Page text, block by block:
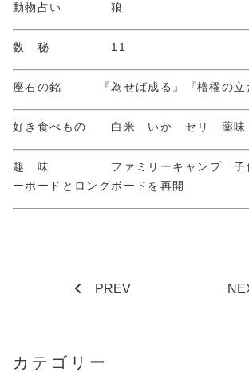
動物占い 狼
数 秘 11
座右の銘 『為せば成る』『櫓櫂の立
好き食べもの 白米 いか セリ 薬味
趣 味 ファミリーキャンプ 子供
ーボードとロングボードを再開
PREV
カテゴリー